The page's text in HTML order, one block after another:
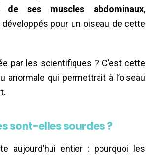
ses muscles abdominaux,
pour un oiseau de cette
par les scientifiques ? C’est cette
anormale qui permettrait à l’oiseau
sont-elles sourdes ?
aujourd’hui entier : pourquoi les